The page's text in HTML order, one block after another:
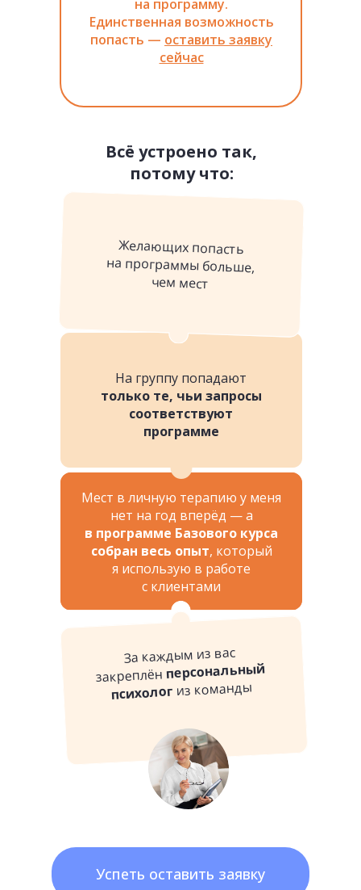
Всё устроено так,
потому что:
на программу.
Единственная возможность
попасть — оставить заявку
сейчас
На группу попадают
только те, чьи запросы
соответствуют
программе
Желающих попасть
на программы больше,
чем мест
Мест в личную терапию у меня
нет на год вперёд — а
в программе Базового курса
собран весь опыт, который
я использую в работе
с клиентами
За каждым из вас
закреплёнперсональный
психолог из команды
Успеть оставить заявку